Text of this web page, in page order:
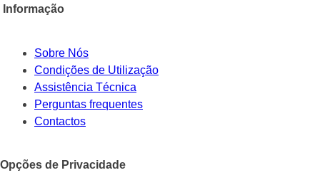
Informação
Sobre Nós
Condições de Utilização
Assistência Técnica
Perguntas frequentes
Contactos
Opções de Privacidade